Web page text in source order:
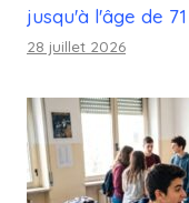
jusqu'à l'âge de
28 juillet 2026